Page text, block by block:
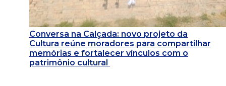
Conversa na Calçada: novo projeto da
Cultura reúne moradores para compartilhar
memórias e fortalecer vínculos com o
patrimônio cultural